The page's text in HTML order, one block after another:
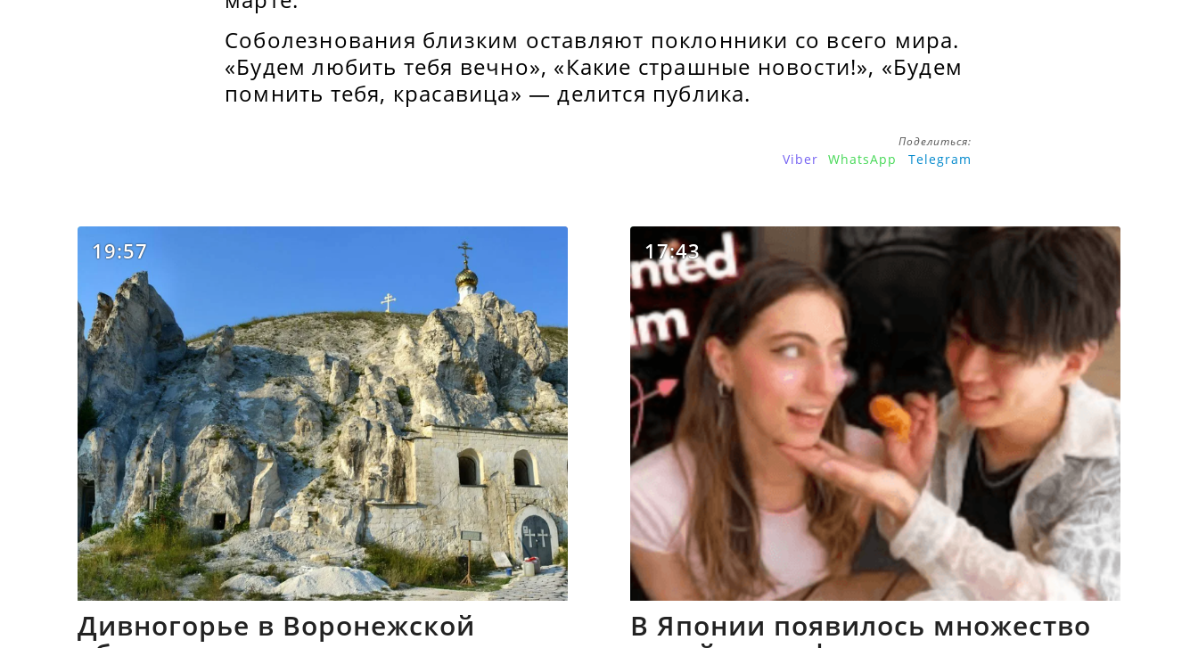
Соболезнования близким оставляют поклонники со всего мира.
«Будем любить тебя вечно», «Какие страшные новости!», «Будем
помнить тебя, красавица» — делится публика.
Поделиться:
Viber WhatsApp Telegram
19:57
Дивногорье в Воронежской
17:43
В Японии появилось множество